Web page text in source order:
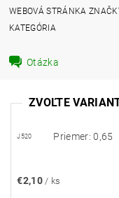
WEBOVÁ STRÁNKA
KATEGÓRIA
Otázka
ZVOĽTE
J520 Priemer: 0,65
€2,10 / ks